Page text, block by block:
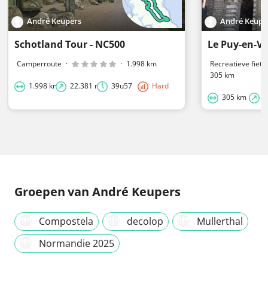
André Keupers
Schotland Tour - NC500
Camperroute · · 1.998 km
1.998 km 22.381 m 39u57 Hard
André
Le Puy-en-
Recreatieve
305 km
305 km
Groepenvan André Keupers
Compostela decolop
Mullerthal
Normandie 2025